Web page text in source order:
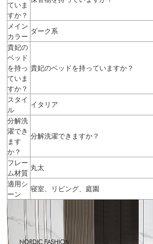
ていま
すか？
メイン
カラー
ダーク系
貴妃の
ベッド
を持っ
ていま
すか？
貴妃のベッドを持っていますか？
スタイ
ル
イタリア
分解洗
濯でき
ます
か？
分解洗濯できますか？
フレー
ム材質
丸太
適用シ
ーン
寝室、リビング、庭園